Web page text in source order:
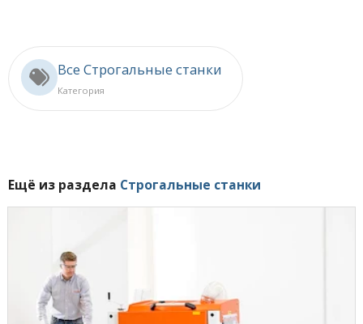
Все Строгальные станки
Категория
Ещё из раздела Строгальные станки